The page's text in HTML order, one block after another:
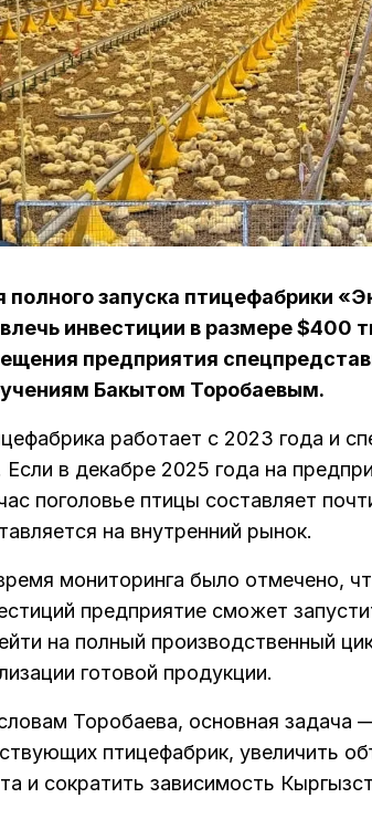
полного запуска птицефабрики
инвестиции в размере $400
предприятия
Бакытом Торобаевым.
работает с 2023 года и
Если в декабре 2025 года на
поголовье птицы составляет
на внутренний рынок.
мониторинга было отмечено,
предприятие сможет
на полный производственный
готовой продукции.
Торобаева, основная задача
птицефабрик, увеличить
и сократить зависимость